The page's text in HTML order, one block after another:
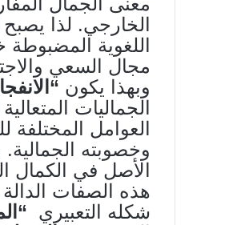
الخارجي. لذا
اللغوية المضبوطة
مجال السعي
وبهذا يكون
الجماليات
العوامل المختلفة
وخصوبته
الأصل في الكمال
هذه الصفات
شكله التعبيري